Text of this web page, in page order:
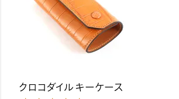
クロコダイル キーケース